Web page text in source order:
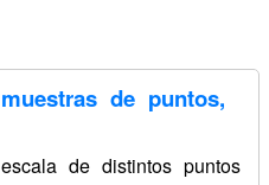
de puntos,
de distintos puntos